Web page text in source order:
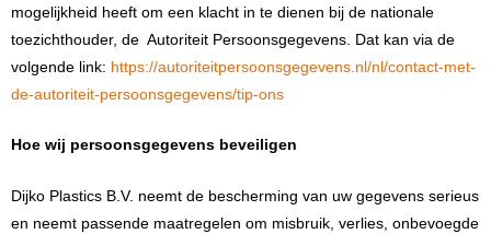
mogelijkheid heeft om een klacht in te dienen bij de nationale
toezichthouder, de Autoriteit Persoonsgegevens. Dat kan via de
volgende link: https://autoriteitpersoonsgegevens.nl/nl/contact-met-
de-autoriteit-persoonsgegevens/tip-ons
Hoe wij persoonsgegevens beveiligen
Dijko Plastics B.V. neemt de bescherming van uw gegevens serieus
en neemt passende maatregelen om misbruik, verlies, onbevoegde